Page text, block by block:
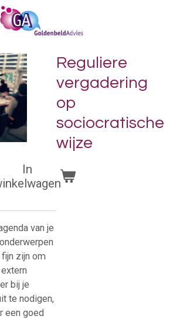
Reguliere
vergadering
op
sociocratische
wijze
In
van je
zijn om
bij je
te nodigen,
een goed